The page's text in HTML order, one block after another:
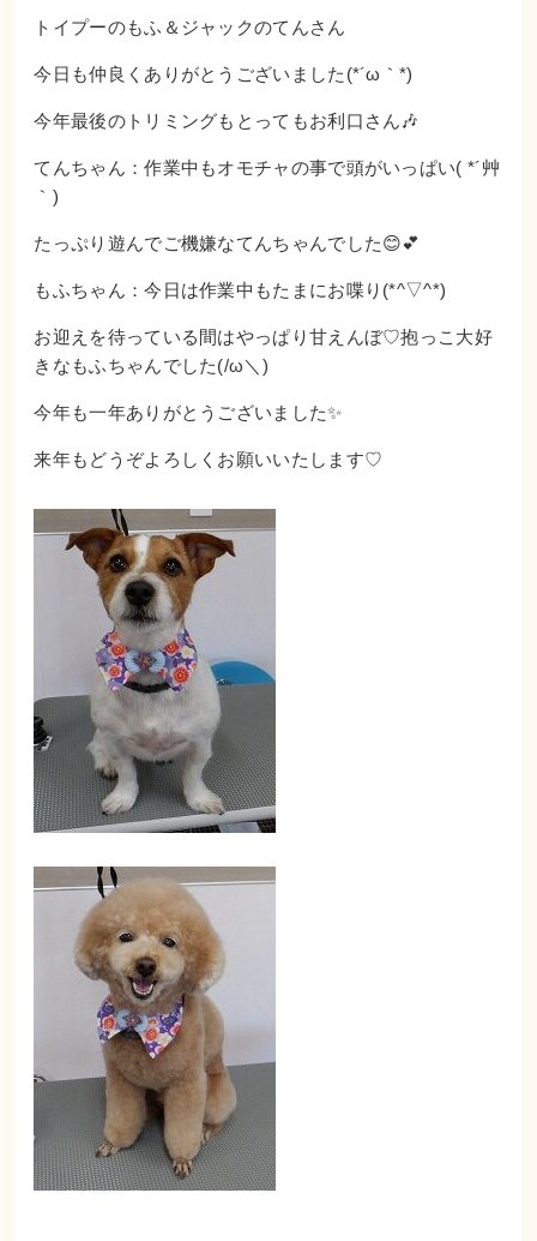
トイプーのもふ＆ジャックのてんさん
今日も仲良くありがとうございました(*´ω｀*)
今年最後のトリミングもとってもお利口さん🎶
てんちゃん：作業中もオモチャの事で頭がいっぱい( *´艸
｀)
たっぷり遊んでご機嫌なてんちゃんでした😊💕
もふちゃん：今日は作業中もたまにお喋り(*^▽^*)
お迎えを待っている間はやっぱり甘えんぼ♡抱っこ大好
きなもふちゃんでした(/ω＼)
今年も一年ありがとうございました✨
来年もどうぞよろしくお願いいたします♡